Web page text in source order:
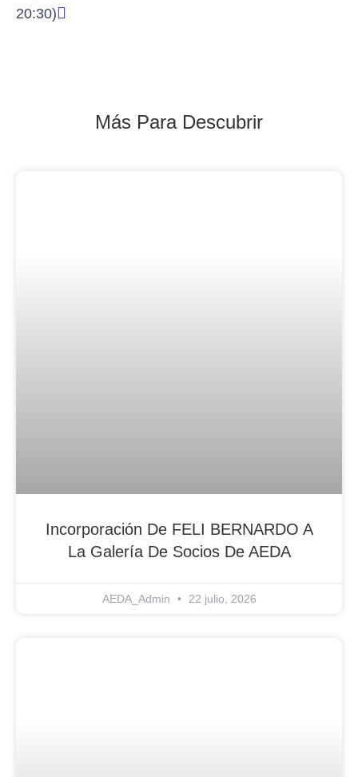
20:30)
Más Para Descubrir
Incorporación De FELI BERNARDO A
La Galería De Socios De AEDA
AEDA_Admin 22 julio, 2026